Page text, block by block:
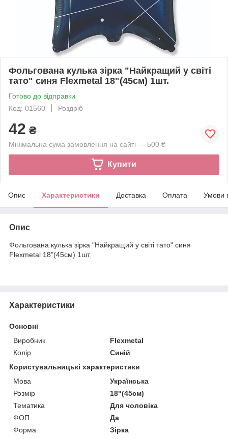
Фольгована кулька зірка "Найкращий у світі
тато" синя Flexmetal 18"(45см) 1шт.
Готово до відправки
Код: 01560
Роздріб
42 ₴
Мінімальна сума замовлення на сайті — 500 ₴
Купити
Опис Характеристики Доставка Оплата Умови
Опис
Фольгована кулька зірка "Найкращий у світі тато" синя
Flexmetal 18"(45см) 1шт.
Характеристики
Основні
Виробник
Flexmetal
Колір
Синій
Користувальницькі характеристики
Мова
Українська
Розмір
18"(45см)
Тематика
Для чоловіка
ФОП
Да
Форма
Зірка